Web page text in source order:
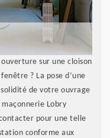
sur une cloison
? La pose d’une
de votre ouvrage
Lobry
pour une telle
conforme aux